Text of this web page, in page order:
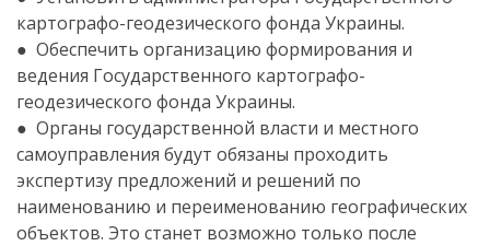
картографо-геодезического фонда Украины.
● Обеспечить организацию формирования и
ведения Государственного картографо-
геодезического фонда Украины.
● Органы государственной власти и местного
самоуправления будут обязаны проходить
экспертизу предложений и решений по
наименованию и переименованию географических
объектов. Это станет возможно только после